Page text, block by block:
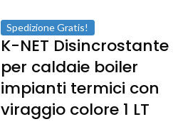
Spedizione Gratis!
K-NET Disincrostante
per caldaie boiler
impianti termici con
viraggio colore 1 LT